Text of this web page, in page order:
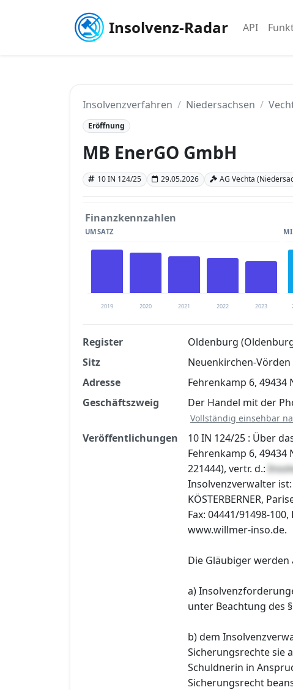
Insolvenz-Radar API
Insolvenzverfahren Niedersachsen
Eröffnung
MB EnerGO GmbH
10 IN 124/25 29.05.2026 AG Vechta
Finanzkennzahlen
UMSATZ
2019 2020 2021 2022 2023
Finanzkennzahlen nach kostenloser
Jetzt kostenlos registrieren
Register
Oldenburg
Sitz
Neuenkirchen-Vörden
Adresse
Fehrenkamp 6,
Geschäftszweig
Der Handel mit der
Vollständig einsehbar
Veröffentlichungen
10 IN 124/25 : Über
Fehrenkamp 6, 49434
221444), vertr. d.:
Insolvenzverwalter
KÖSTERBERNER,
Fax: 04441/91498-
www.willmer-inso.de.
Die Gläubiger
a)
unter Beachtung des
b) dem
Sicherungsrechte sie
Schuldnerin in
Sicherungsrecht